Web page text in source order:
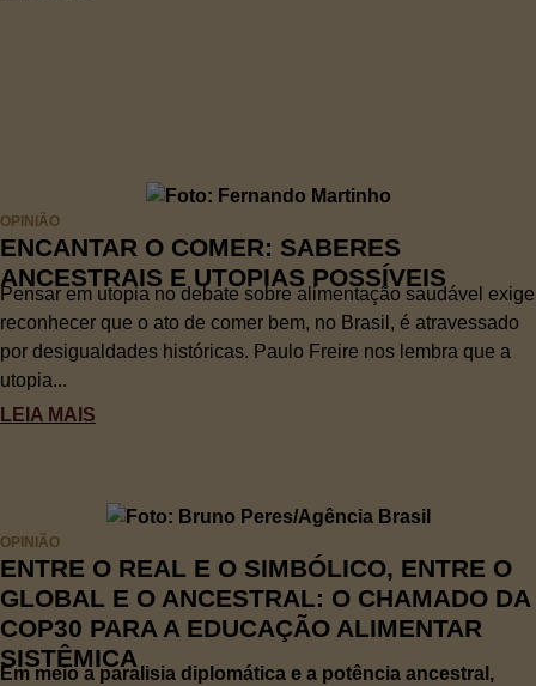
OPINIÃO
ENCANTAR O COMER: SABERES
ANCESTRAIS E UTOPIAS POSSÍVEIS
Pensar em utopia no debate sobre alimentação saudável exige
reconhecer que o ato de comer bem, no Brasil, é atravessado
por desigualdades históricas. Paulo Freire nos lembra que a
utopia...
LEIA MAIS
OPINIÃO
ENTRE O REAL E O SIMBÓLICO, ENTRE O
GLOBAL E O ANCESTRAL: O CHAMADO DA
COP30 PARA A EDUCAÇÃO ALIMENTAR
SISTÊMICA
Em meio a paralisia diplomática e a potência ancestral,